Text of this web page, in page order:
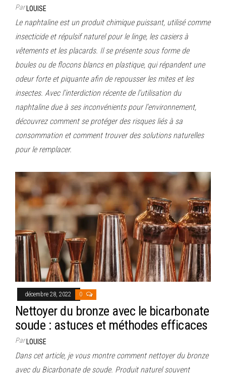
ParLOUISE
Le naphtaline est un produit chimique puissant, utilisé comme
insecticide et répulsif naturel pour le linge, les casiers à
vêtements et les placards. Il se présente sous forme de
boules ou de flocons blancs en plastique, qui répandent une
odeur forte et piquante afin de repousser les mites et les
insectes. Avec l’interdiction récente de l’utilisation du
naphtaline due à ses inconvénients pour l’environnement,
découvrez comment se protéger des risques liés à sa
consommation et comment trouver des solutions naturelles
pour le remplacer.
décembre 28, 2022 0
Nettoyer du bronze avec le bicarbonate
soude : astuces et méthodes efficaces
ParLOUISE
Dans cet article, je vous montre comment nettoyer du bronze
avec du Bicarbonate de soude. Produit naturel souvent